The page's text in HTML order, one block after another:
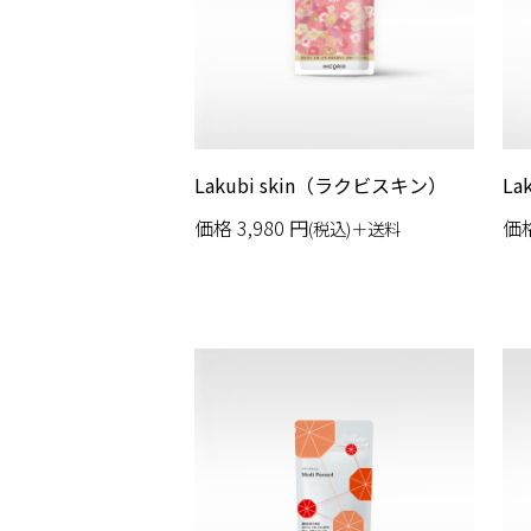
Lakubi skin（ラクビスキン）
価格3,980 円(税込)＋送料
価